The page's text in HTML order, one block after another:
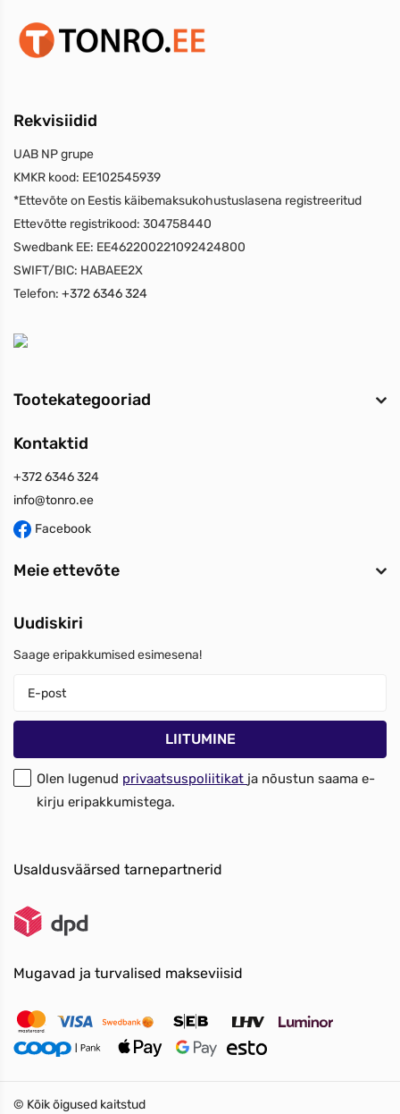
Rekvisiidid
UAB NP grupe
KMKR kood: EE102545939
*Ettevõte on Eestis käibemaksukohustuslasena registreeritud
Ettevõtte registrikood: 304758440
Swedbank EE: EE462200221092424800
SWIFT/BIC: HABAEE2X
Telefon: +372 6346 324
Tootekategooriad
Kontaktid
+372 6346 324
info@tonro.ee
Facebook
Meie ettevõte
Uudiskiri
Saage eripakkumised esimesena!
Olen lugenud privaatsuspoliitikat ja nõustun saama e-
kirju eripakkumistega.
Usaldusväärsed tarnepartnerid
Mugavad ja turvalised makseviisid
© Kõik õigused kaitstud